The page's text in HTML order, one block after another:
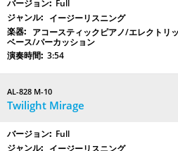
Full
イージーリスニング
アコースティックピアノ/エレクトリ
ベース/パーカッション
3:54
AL-828 M-10
Twilight Mirage
Full